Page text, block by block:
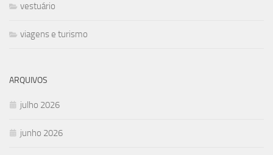
vestuário
viagens e turismo
ARQUIVOS
julho 2026
junho 2026